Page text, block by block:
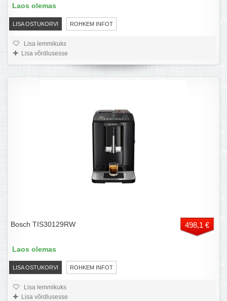
LISA OSTUKORVI ROHKEM INFOT
Laos olemas
Lisa lemmikuks
Lisa võrdlusesse
Bosch TIS30129RW 498,1 €
LISA OSTUKORVI ROHKEM INFOT
Laos olemas
Lisa lemmikuks
Lisa võrdlusesse